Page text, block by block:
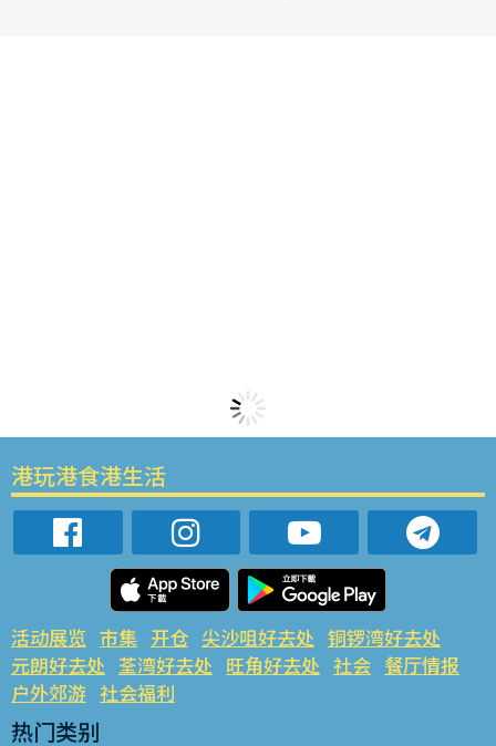
港玩港食港生活
活动展览 市集 开仓 尖沙咀好去处 铜锣湾好去处
元朗好去处 荃湾好去处 旺角好去处 社会 餐厅情报
户外郊游 社会福利
热门类别